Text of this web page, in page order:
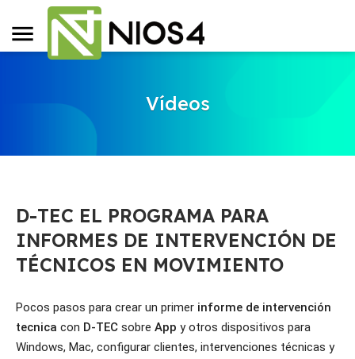
Vídeos
D-TEC EL PROGRAMA PARA
INFORMES DE INTERVENCIÓN DE
TÉCNICOS EN MOVIMIENTO
Pocos pasos para crear un primer informe de intervención
tecnica con D-TEC sobre App y otros dispositivos para
Windows, Mac, configurar clientes, intervenciones técnicas y